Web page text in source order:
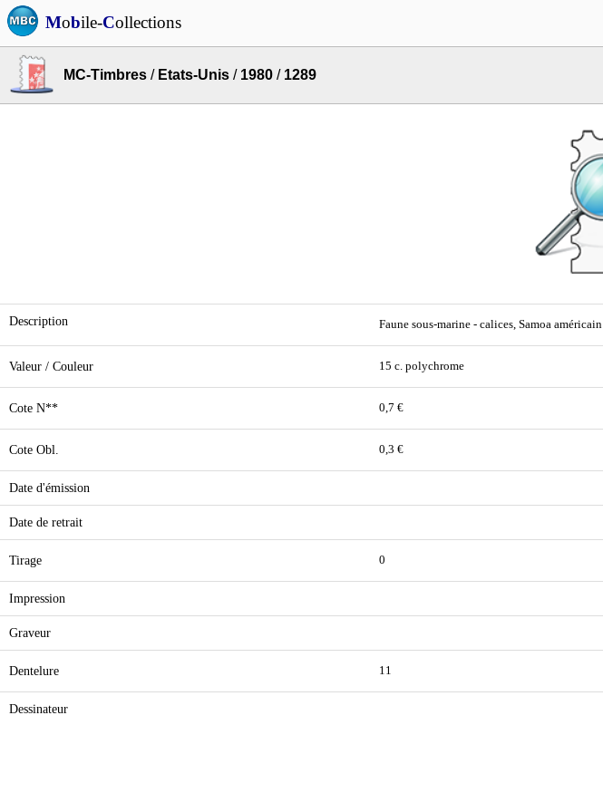
Mobile-Collections
MC-Timbres / Etats-Unis / 1980 / 1289
Description Faune sous-marine - calices, Samoa américain
Valeur / Couleur 15 c. polychrome
Cote N** 0,7 €
Cote Obl. 0,3 €
Date d'émission
Date de retrait
Tirage 0
Impression
Graveur
Dentelure 11
Dessinateur